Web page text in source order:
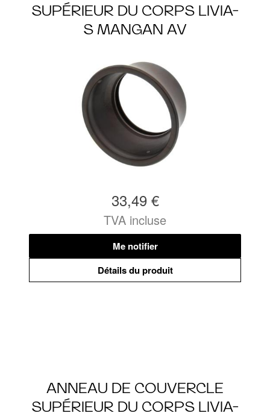
SUPÉRIEUR DU CORPS LIVIA-
S MANGAN AV
33,49 €
TVA incluse
Me notifier
Détails du produit
ANNEAU DE COUVERCLE
SUPÉRIEUR DU CORPS LIVIA-